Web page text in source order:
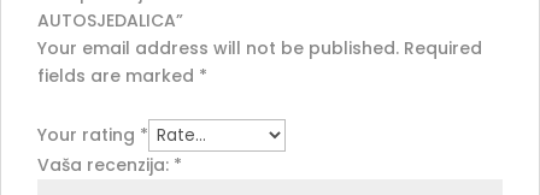
AUTOSJEDALICA”
Your email address will not be published. Required
fields are marked *
Your rating *
Vaša recenzija: *